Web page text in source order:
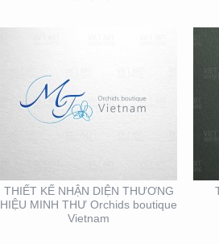
THIẾT KẾ NHẬN DIỆN THƯƠNG
HIỆU MINH THƯ Orchids boutique
Vietnam
THIẾT KẾ THI CÔNG